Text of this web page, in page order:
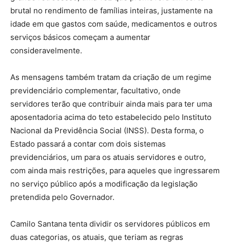
brutal no rendimento de famílias inteiras, justamente na
idade em que gastos com saúde, medicamentos e outros
serviços básicos começam a aumentar
consideravelmente.
As mensagens também tratam da criação de um regime
previdenciário complementar, facultativo, onde
servidores terão que contribuir ainda mais para ter uma
aposentadoria acima do teto estabelecido pelo Instituto
Nacional da Previdência Social (INSS). Desta forma, o
Estado passará a contar com dois sistemas
previdenciários, um para os atuais servidores e outro,
com ainda mais restrições, para aqueles que ingressarem
no serviço público após a modificação da legislação
pretendida pelo Governador.
Camilo Santana tenta dividir os servidores públicos em
duas categorias, os atuais, que teriam as regras